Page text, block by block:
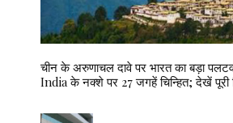
चीन के अरुणाचल दावे पर भारत का बड़ा
India के नक्शे पर 27 जगहें चिन्हित; देखें पूरी